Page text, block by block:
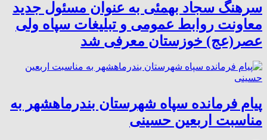
سرهنگ سجاد بهمئی به عنوان مسئول جدید
معاونت روابط عمومی و تبلیغات سپاه ولی
عصر(عج) خوزستان معرفی شد
پیام فرمانده سپاه شهرستان بندرماهشهر به
مناسبت اربعین حسینی